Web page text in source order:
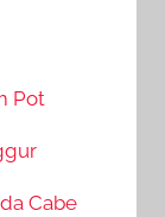
Pot
Cabe